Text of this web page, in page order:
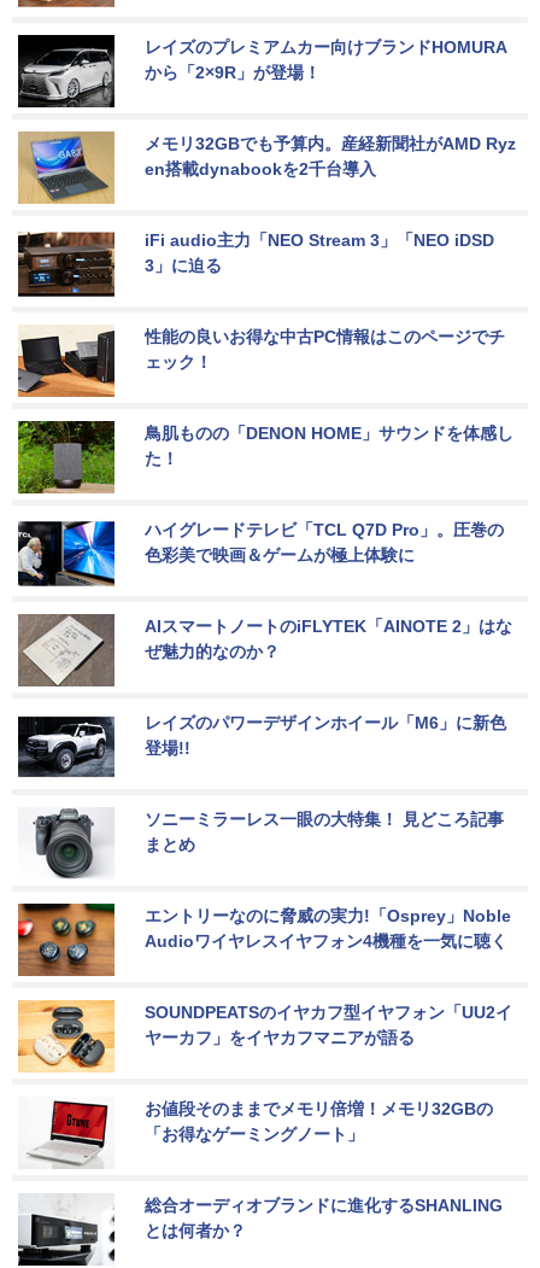
レイズのプレミアムカー向けブランドHOMURA
から「2×9R」が登場！
メモリ32GBでも予算内。産経新聞社がAMD Ryz
en搭載dynabookを2千台導入
iFi audio主力「NEO Stream 3」「NEO iDSD
3」に迫る
性能の良いお得な中古PC情報はこのページでチ
ェック！
鳥肌ものの「DENON HOME」サウンドを体感し
た！
ハイグレードテレビ「TCL Q7D Pro」。圧巻の
色彩美で映画＆ゲームが極上体験に
AIスマートノートのiFLYTEK「AINOTE 2」はな
ぜ魅力的なのか？
レイズのパワーデザインホイール「M6」に新色
登場!!
ソニーミラーレス一眼の大特集！ 見どころ記事
まとめ
エントリーなのに脅威の実力!「Osprey」Noble
Audioワイヤレスイヤフォン4機種を一気に聴く
SOUNDPEATSのイヤカフ型イヤフォン「UU2イ
ヤーカフ」をイヤカフマニアが語る
お値段そのままでメモリ倍増！メモリ32GBの
「お得なゲーミングノート」
総合オーディオブランドに進化するSHANLING
とは何者か？